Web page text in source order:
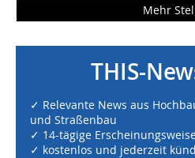
Mehr
THIS-
✓ Relevante News aus
und Straßenbau
✓ 14-tägige
✓ kostenlos und jederzeit